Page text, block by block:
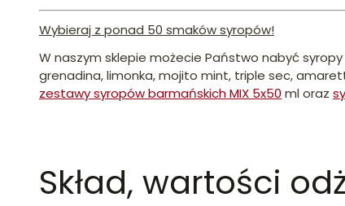
Wybieraj z ponad 50 smaków syropów!
W naszym sklepie możecie Państwo nabyć
grenadina, limonka, mojito mint, triple sec,
zestawy syropów barmańskich MIX 5x50 ml oraz
Skład, wartości